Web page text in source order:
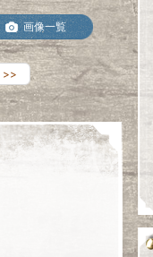
画像一覧
>>